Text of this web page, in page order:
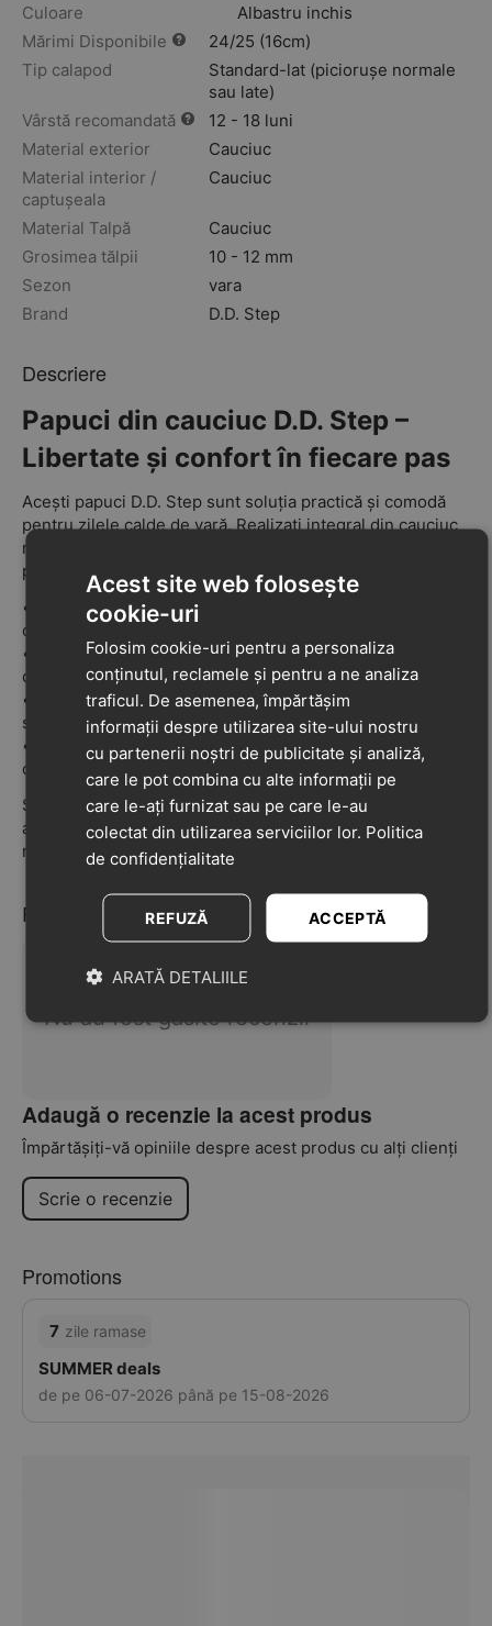
Culoare
Albastru inchis
Mărimi Disponibile
24/25 (16cm)
Tip calapod
Standard-lat (piciorușe normale
sau late)
Vârstă recomandată
12 - 18 luni
Material exterior
Cauciuc
Material interior /
captușeala
Cauciuc
Material Talpă
Cauciuc
Grosimea tălpii
10 - 12 mm
Sezon
vara
Brand
D.D. Step
Descriere
Papuci din cauciuc D.D. Step –
Libertate și confort în fiecare pas
Acești papuci D.D. Step sunt soluția practică și comodă
pentru zilele calde de vară. Realizați integral din cauciuc
moale, sunt ușori, flexibili și ideali pentru copiii cu
piciorușe pufoase.
•
Calapod lat– perfect pentru piciorușe mai plinuțe,
oferind spațiu și confort
•
Material exterior și interior: cauciuc– moale, ușor de
curățat și rezistent la apă
•
Talpă din cauciuc aderent– stabilitate bună chiar și pe
suprafețe umede
•
Potriviți pentru sezonul cald – ideali pentru grădiniță,
curte, plajă sau joacă afară
Simpli, comozi și ușor de încălțat, acești papuci sunt
alegerea perfectă pentru micuții care vor să fie în
mișcare toată vara!
Recenzii
Nu au fost găsite recenzii
Adaugă o recenzie la acest produs
Împărtășiți-vă opiniile despre acest produs cu alți clienți
Scrie o recenzie
Promotions
7 zile ramase
SUMMER deals
de pe 06-07-2026 până pe 15-08-2026
Acest site web folosește
cookie-uri
Folosim cookie-uri pentru a personaliza
conținutul, reclamele și pentru a ne analiza
traficul. De asemenea, împărtășim
informații despre utilizarea site-ului nostru
cu partenerii noștri de publicitate și analiză,
care le pot combina cu alte informații pe
care le-ați furnizat sau pe care le-au
colectat din utilizarea serviciilor lor. Politica
de confidențialitate
ACCEPTĂ
REFUZĂ
ARATĂ DETALIILE